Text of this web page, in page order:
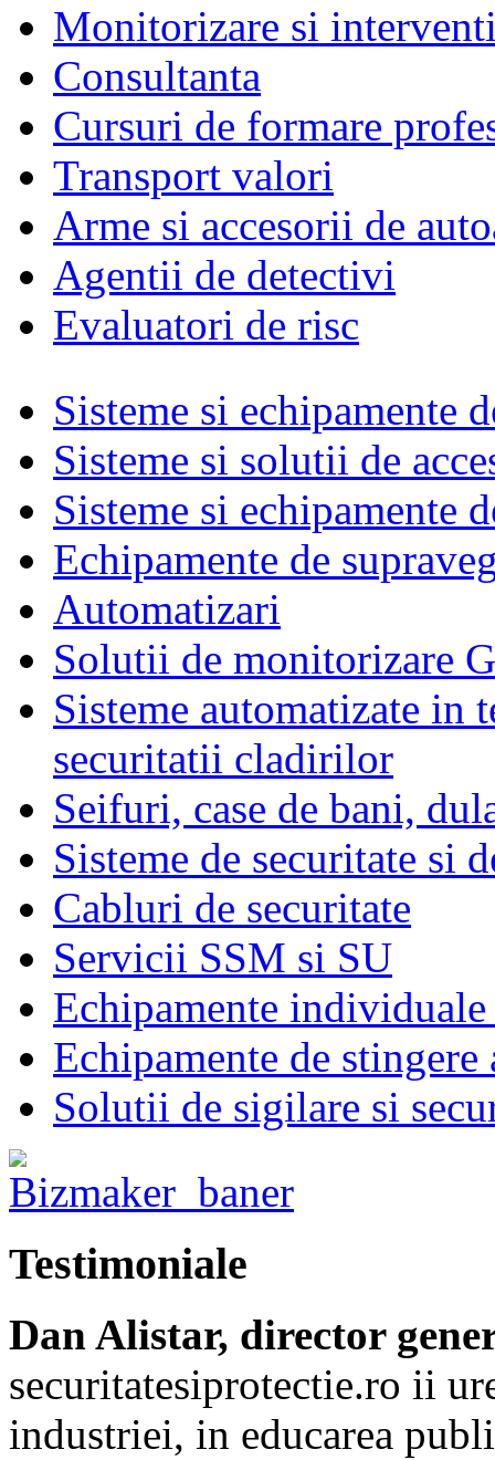
Monitorizare si
Consultanta
Cursuri de formare
Transport valori
Arme si accesorii de
Agentii de detectivi
Evaluatori de risc
Sisteme si echipamente
Sisteme si solutii de
Sisteme si echipamente
Echipamente de
Automatizari
Solutii de monitorizare
Sisteme automatizate in
securitatii cladirilor
Seifuri, case de bani,
Sisteme de securitate si
Cabluri de securitate
Servicii SSM si SU
Echipamente
Echipamente de
Solutii de sigilare si
Testimoniale
Dan Alistar, director
securitatesiprotectie.ro ii
industriei, in educarea